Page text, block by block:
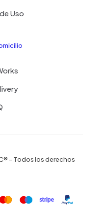
Uso
- Todos los derechos